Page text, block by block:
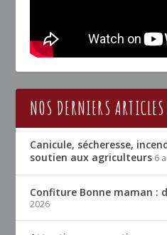
NOS DERNIERS
Canicule, sécheresse,
soutien aux agriculteurs 6
Confiture Bonne maman :
2026